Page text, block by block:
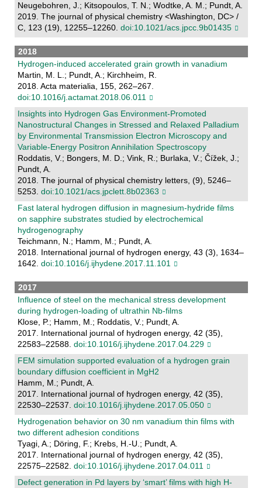
Neugebohren, J.; Kitsopoulos, T. N.; Wodtke, A. M.; Pundt, A.
2019. The journal of physical chemistry <Washington, DC> /
C, 123 (19), 12255–12260. doi:10.1021/acs.jpcc.9b01435
2018
Hydrogen-induced accelerated grain growth in vanadium
Martin, M. L.; Pundt, A.; Kirchheim, R.
2018. Acta materialia, 155, 262–267.
doi:10.1016/j.actamat.2018.06.011
Insights into Hydrogen Gas Environment-Promoted
Nanostructural Changes in Stressed and Relaxed Palladium
by Environmental Transmission Electron Microscopy and
Variable-Energy Positron Annihilation Spectroscopy
Roddatis, V.; Bongers, M. D.; Vink, R.; Burlaka, V.; Čížek, J.;
Pundt, A.
2018. The journal of physical chemistry letters, (9), 5246–
5253. doi:10.1021/acs.jpclett.8b02363
Fast lateral hydrogen diffusion in magnesium-hydride films
on sapphire substrates studied by electrochemical
hydrogenography
Teichmann, N.; Hamm, M.; Pundt, A.
2018. International journal of hydrogen energy, 43 (3), 1634–
1642. doi:10.1016/j.ijhydene.2017.11.101
2017
Influence of steel on the mechanical stress development
during hydrogen-loading of ultrathin Nb-films
Klose, P.; Hamm, M.; Roddatis, V.; Pundt, A.
2017. International journal of hydrogen energy, 42 (35),
22583–22588. doi:10.1016/j.ijhydene.2017.04.229
FEM simulation supported evaluation of a hydrogen grain
boundary diffusion coefficient in MgH2
Hamm, M.; Pundt, A.
2017. International journal of hydrogen energy, 42 (35),
22530–22537. doi:10.1016/j.ijhydene.2017.05.050
Hydrogenation behavior on 30 nm vanadium thin films with
two different adhesion conditions
Tyagi, A.; Döring, F.; Krebs, H.-U.; Pundt, A.
2017. International journal of hydrogen energy, 42 (35),
22575–22582. doi:10.1016/j.ijhydene.2017.04.011
Defect generation in Pd layers by ‘smart’ films with high H-